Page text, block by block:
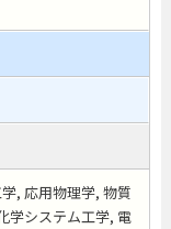
, 応用物理学, 物質
学システム工学, 電